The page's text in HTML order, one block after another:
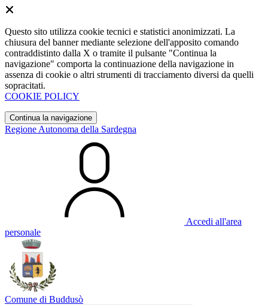
Questo sito utilizza cookie tecnici e statistici anonimizzati. La
chiusura del banner mediante selezione dell'apposito comando
contraddistinto dalla X o tramite il pulsante "Continua la
navigazione" comporta la continuazione della navigazione in
assenza di cookie o altri strumenti di tracciamento diversi da quelli
sopracitati.
COOKIE POLICY
Continua la navigazione
Regione Autonoma della Sardegna
Accedi all'area
personale
Comune di Buddusò